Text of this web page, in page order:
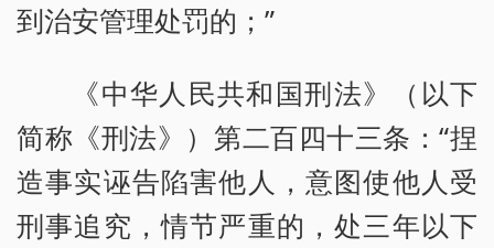
到治安管理处罚的；”
《中华人民共和国刑法》（以下
简称《刑法》）第二百四十三条：“捏
造事实诬告陷害他人，意图使他人受
刑事追究，情节严重的，处三年以下